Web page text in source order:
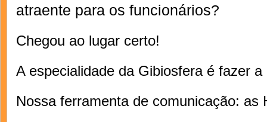
atraente para os funcionários?
Chegou ao lugar certo!
A especialidade da Gibiosfera é fazer
Nossa ferramenta de comunicação: as